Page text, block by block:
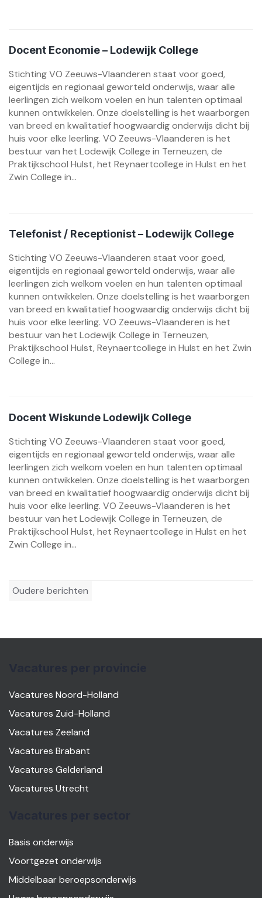
Docent Economie – Lodewijk College
Stichting VO Zeeuws-Vlaanderen staat voor goed,
eigentijds en regionaal geworteld onderwijs, waar alle
leerlingen zich welkom voelen en hun talenten optimaal
kunnen ontwikkelen. Onze doelstelling is het waarborgen
van breed en kwalitatief hoogwaardig onderwijs dicht bij
huis voor elke leerling. VO Zeeuws-Vlaanderen is het
bestuur van het Lodewijk College in Terneuzen, de
Praktijkschool Hulst, het Reynaertcollege in Hulst en het
Zwin College in...
Telefonist / Receptionist – Lodewijk College
Stichting VO Zeeuws-Vlaanderen staat voor goed,
eigentijds en regionaal geworteld onderwijs, waar alle
leerlingen zich welkom voelen en hun talenten optimaal
kunnen ontwikkelen. Onze doelstelling is het waarborgen
van breed en kwalitatief hoogwaardig onderwijs dicht bij
huis voor elke leerling. VO Zeeuws-Vlaanderen is het
bestuur van het Lodewijk College in Terneuzen,
Praktijkschool Hulst, Reynaertcollege in Hulst en het Zwin
College in...
Docent Wiskunde Lodewijk College
Stichting VO Zeeuws-Vlaanderen staat voor goed,
eigentijds en regionaal geworteld onderwijs, waar alle
leerlingen zich welkom voelen en hun talenten optimaal
kunnen ontwikkelen. Onze doelstelling is het waarborgen
van breed en kwalitatief hoogwaardig onderwijs dicht bij
huis voor elke leerling. VO Zeeuws-Vlaanderen is het
bestuur van het Lodewijk College in Terneuzen, de
Praktijkschool Hulst, het Reynaertcollege in Hulst en het
Zwin College in...
Berichtennavigatie
Oudere berichten
Vacatures Noord-Holland
Vacatures Zuid-Holland
Vacatures Zeeland
Vacatures Brabant
Vacatures Gelderland
Vacatures Utrecht
Basis onderwijs
Voortgezet onderwijs
Middelbaar beroepsonderwijs